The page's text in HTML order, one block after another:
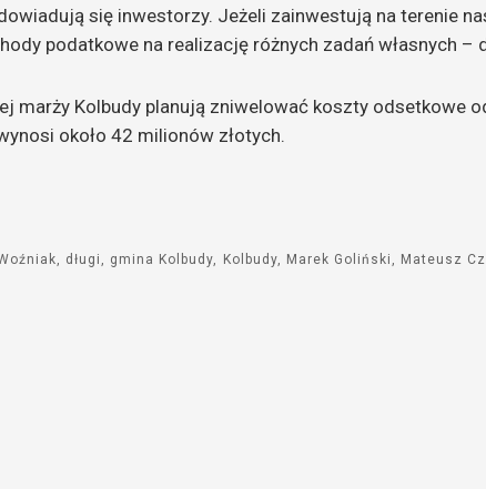
się inwestorzy. Jeżeli zainwestują na terenie
podatkowe na realizację różnych zadań własnych –
marży Kolbudy planują zniwelować koszty odsetkowe
około 42 milionów złotych.
długi gmina Kolbudy Kolbudy Marek Goliński Mateusz